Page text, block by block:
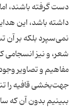
دست گرفته باشند،
داشته باشد، این
نمی‌سپرد بلکه بر
شعر، و نیز انسجامی
مفاهیم و تصاویر
جهت‌بخشی قافیه را
ببینیم بدون آن که